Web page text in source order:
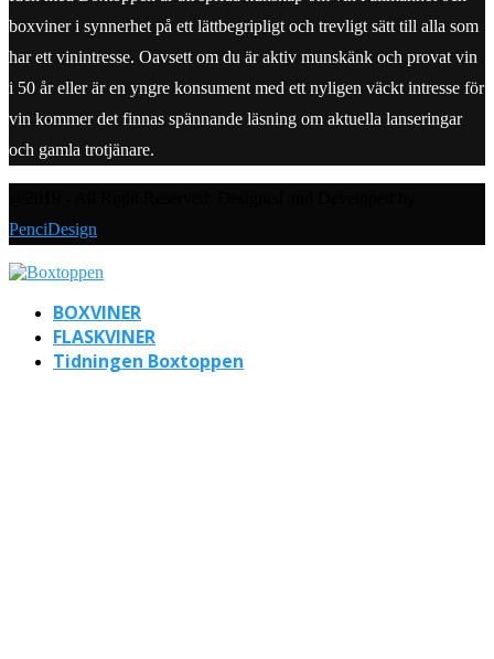
boxviner i synnerhet på ett lättbegripligt och trevligt sätt till alla som
har ett vinintresse. Oavsett om du är aktiv munskänk och provat vin
i 50 år eller är en yngre konsument med ett nyligen väckt intresse för
vin kommer det finnas spännande läsning om aktuella lanseringar
och gamla trotjänare.
PenciDesign
BOXVINER
FLASKVINER
Tidningen Boxtoppen